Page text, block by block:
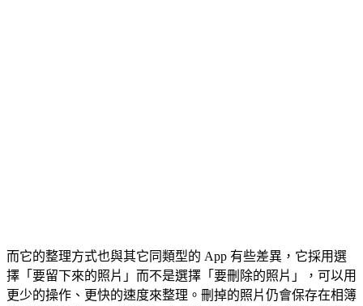
而它的整理方式也與其它同類型的 App 有些差異，它採用選
擇「要留下來的照片」而不是選擇「要刪除的照片」，可以用
更少的操作、更快的速度來整理。刪掉的照片仍會保存在相簿